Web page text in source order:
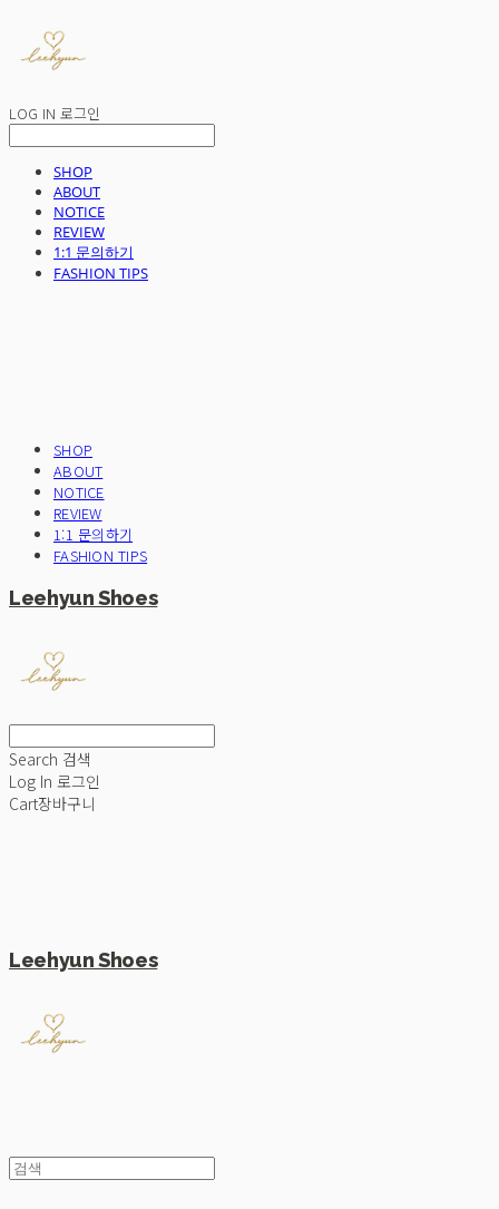
LOG IN 로그인
SHOP
ABOUT
NOTICE
REVIEW
1:1 문의하기
FASHION TIPS
SHOP
ABOUT
NOTICE
REVIEW
1:1 문의하기
FASHION TIPS
Leehyun Shoes
Search 검색
Log In 로그인
Cart장바구니
Leehyun Shoes